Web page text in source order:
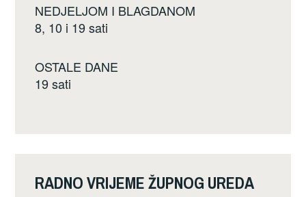
NEDJELJOM I BLAGDANOM
8, 10 i 19 sati
OSTALE DANE
19 sati
RADNO VRIJEME ŽUPNOG UREDA